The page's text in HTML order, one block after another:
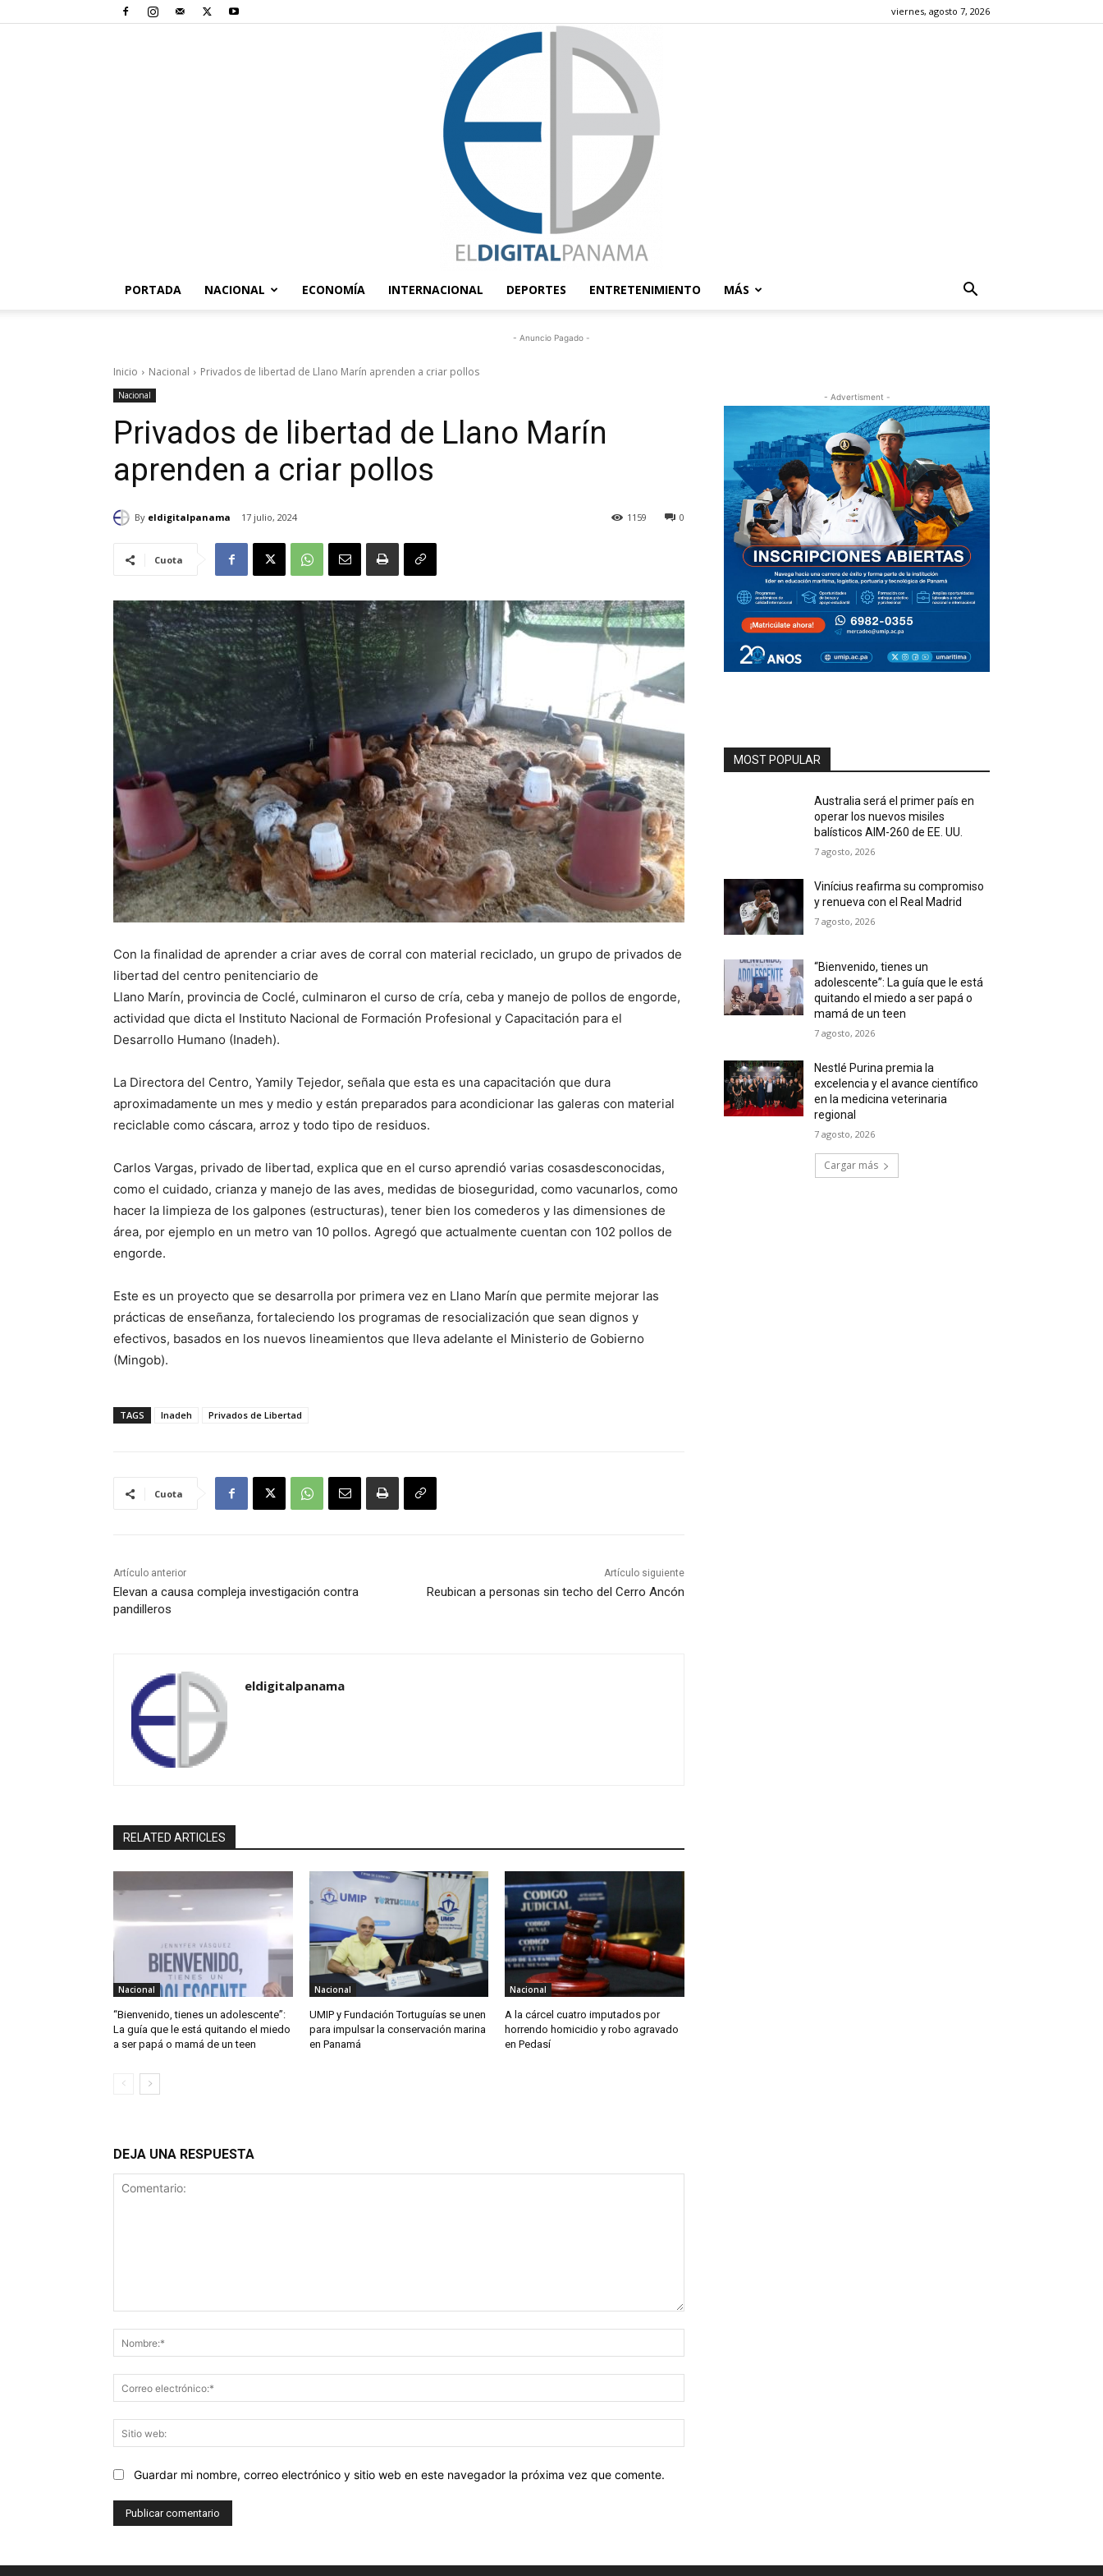
viernes, agosto 7, 2026
Digital
PORTADA NACIONAL ECONOMÍA INTERNACIONAL DEPORTES ENTRETENIMIENTO MÁS
- Anuncio Pagado -
Inicio Nacional Privados de libertad de Llano Marín aprenden a criar pollos
Nacional
Privados de libertad de Llano Marín
aprenden a criar pollos
By eldigitalpanama 17 julio, 2024 0
1159
Cuota
Con la finalidad de aprender a criar aves de corral con material reciclado, un grupo de privados de
libertad del centro penitenciario de
Llano Marín, provincia de Coclé, culminaron el curso de cría, ceba y manejo de pollos de engorde,
actividad que dicta el Instituto Nacional de Formación Profesional y Capacitación para el
Desarrollo Humano (Inadeh).
La Directora del Centro, Yamily Tejedor, señala que esta es una capacitación que dura
aproximadamente un mes y medio y están preparados para acondicionar las galeras con material
reciclable como cáscara, arroz y todo tipo de residuos.
Carlos Vargas, privado de libertad, explica que en el curso aprendió varias cosasdesconocidas,
como el cuidado, crianza y manejo de las aves, medidas de bioseguridad, como vacunarlos, como
hacer la limpieza de los galpones (estructuras), tener bien los comederos y las dimensiones de
área, por ejemplo en un metro van 10 pollos. Agregó que actualmente cuentan con 102 pollos de
engorde.
Este es un proyecto que se desarrolla por primera vez en Llano Marín que permite mejorar las
prácticas de enseñanza, fortaleciendo los programas de resocialización que sean dignos y
efectivos, basados en los nuevos lineamientos que lleva adelante el Ministerio de Gobierno
(Mingob).
TAGS Inadeh Privados de Libertad
Cuota
Artículo anterior
Elevan a causa compleja investigación contra
pandilleros
Artículo siguiente
Reubican a personas sin techo del Cerro Ancón
eldigitalpanama
RELATED ARTICLES
Nacional
“Bienvenido, tienes un adolescente”:
La guía que le está quitando el miedo
a ser papá o mamá de un teen
Nacional
UMIP y Fundación Tortuguías se unen
para impulsar la conservación marina
en Panamá
Nacional
A la cárcel cuatro imputados por
horrendo homicidio y robo agravado
en Pedasí
DEJA UNA RESPUESTA
electrónico:*
web:
Guardar mi nombre, correo electrónico y sitio web en este navegador la próxima vez que comente.
- Advertisment -
MOST POPULAR
Australia será el primer país en
operar los nuevos misiles
balísticos AIM-260 de EE. UU.
7 agosto, 2026
Vinícius reafirma su compromiso
y renueva con el Real Madrid
7 agosto, 2026
“Bienvenido, tienes un
adolescente”: La guía que le está
quitando el miedo a ser papá o
mamá de un teen
7 agosto, 2026
Nestlé Purina premia la
excelencia y el avance científico
en la medicina veterinaria
regional
7 agosto, 2026
Cargar más